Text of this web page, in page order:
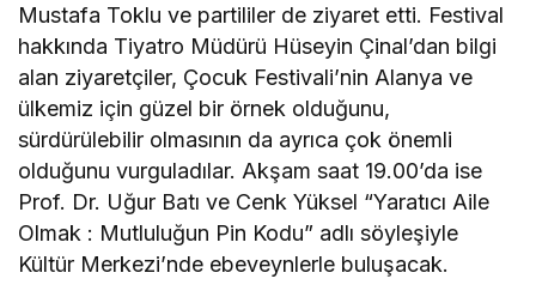
Mustafa Toklu ve partililer de ziyaret etti. Festival
hakkında Tiyatro Müdürü Hüseyin Çinal’dan bilgi
alan ziyaretçiler, Çocuk Festivali’nin Alanya ve
ülkemiz için güzel bir örnek olduğunu,
sürdürülebilir olmasının da ayrıca çok önemli
olduğunu vurguladılar. Akşam saat 19.00’da ise
Prof. Dr. Uğur Batı ve Cenk Yüksel “Yaratıcı Aile
Olmak : Mutluluğun Pin Kodu” adlı söyleşiyle
Kültür Merkezi’nde ebeveynlerle buluşacak.